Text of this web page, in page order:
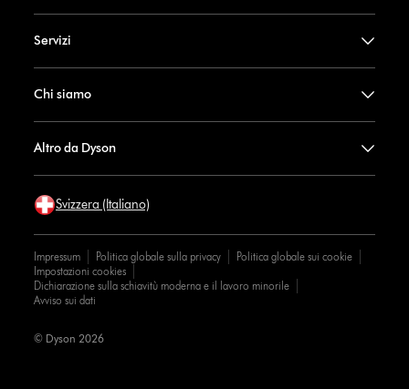
Servizi
Chi siamo
Altro da Dyson
Svizzera (Italiano)
Impressum Politica globale sulla privacy
Politica globale sui cookie
Impostazioni cookies
Dichiarazione sulla schiavitù moderna e il lavoro minorile
Avviso sui dati
© Dyson 2026